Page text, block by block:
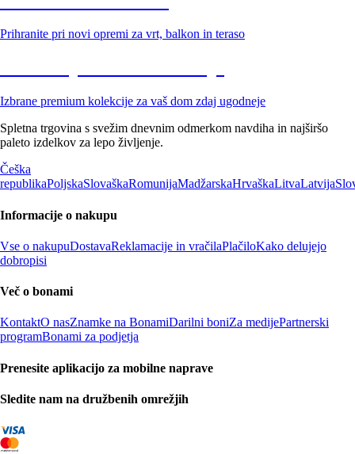
Prihranite pri novi opremi za vrt, balkon in teraso
Izbrane premium kolekcije za vaš dom zdaj ugodneje
Spletna trgovina s svežim dnevnim odmerkom navdiha in najširšo
paleto izdelkov za lepo življenje.
Češka
republikaPoljskaSlovaškaRomunijaMadžarskaHrvaškaLitvaLatvija
Informacije o nakupu
Vse o nakupuDostavaReklamacije in vračilaPlačiloKako delujejo
dobropisi
Več o bonami
KontaktO nasZnamke na BonamiDarilni boniZa medijePartnerski
programBonami za podjetja
Prenesite aplikacijo za mobilne naprave
Sledite nam na družbenih omrežjih